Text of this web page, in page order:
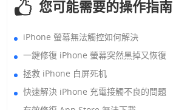
您可能需要的操作指南
iPhone 螢幕無法觸控如何解決
一鍵修復 iPhone 螢幕突然黑掉又恢復
拯救 iPhone 白屏死机
快速解決 iPhone 充電接觸不良的問題